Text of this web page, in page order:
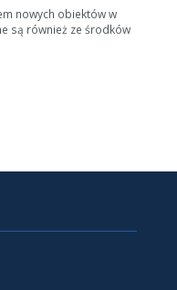
nowych obiektów w
są również ze środków